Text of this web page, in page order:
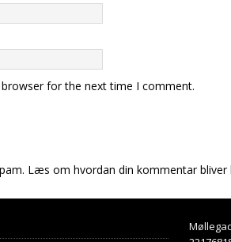
for the next time I comment.
Læs om hvordan din kommentar bliver